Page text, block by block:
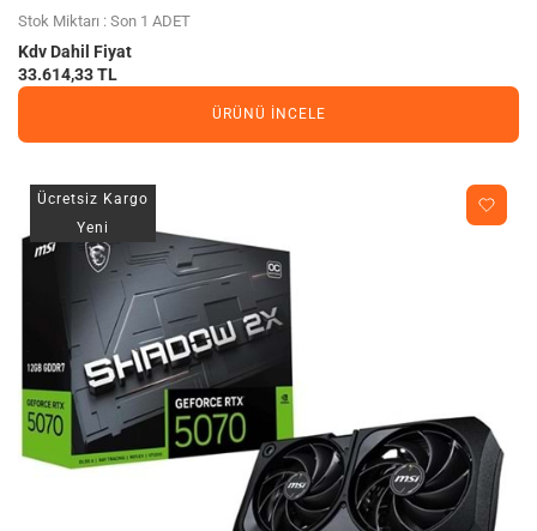
Stok Miktarı : Son 1 ADET
Kdv Dahil Fiyat
33.614,33 TL
ÜRÜNÜ İNCELE
Ücretsiz Kargo
Yeni